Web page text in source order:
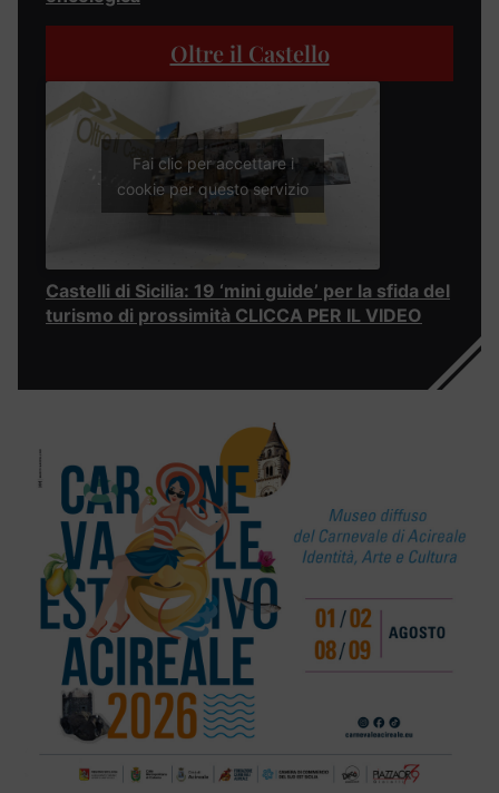
Oltre il Castello
Fai clic per accettare i
cookie per questo servizio
Castelli di Sicilia: 19 ‘mini guide’ per la sfida del
turismo di prossimità CLICCA PER IL VIDEO